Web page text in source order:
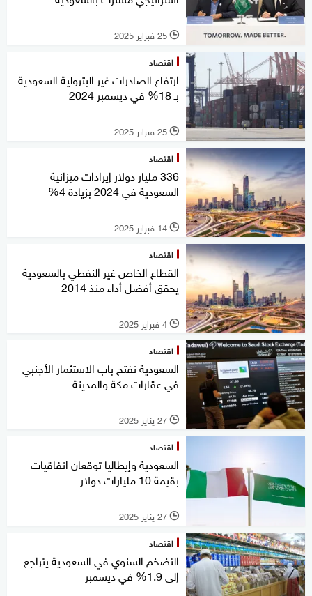
l 25 فبراير 2025
اقتصاد
ارتفاع الصادرات غير البترولية السعودية
بـ 18% في ديسمبر 2024
l 25 فبراير 2025
اقتصاد
336 مليار دولار إيرادات ميزانية
السعودية في 2024 بزيادة 4%
l 14 فبراير 2025
اقتصاد
القطاع الخاص غير النفطي بالسعودية
يحقق أفضل أداء منذ 2014
l 4 فبراير 2025
اقتصاد
السعودية تفتح باب الاستثمار الأجنبي
في عقارات مكة والمدينة
l 27 يناير 2025
اقتصاد
السعودية وإيطاليا توقعان اتفاقيات
بقيمة 10 مليارات دولار
l 27 يناير 2025
اقتصاد
التضخم السنوي في السعودية يتراجع
إلى 1.9% في ديسمبر